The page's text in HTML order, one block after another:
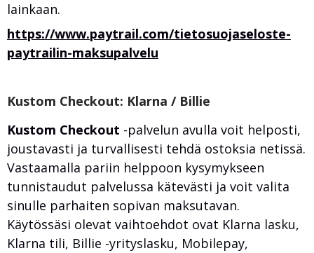
lainkaan.
https://www.paytrail.com/tietosuojaseloste-
paytrailin-maksupalvelu
Kustom Checkout: Klarna / Billie
Kustom Checkout -palvelun avulla voit helposti,
joustavasti ja turvallisesti tehdä ostoksia netissä.
Vastaamalla pariin helppoon kysymykseen
tunnistaudut palvelussa kätevästi ja voit valita
sinulle parhaiten sopivan maksutavan.
Käytössäsi olevat vaihtoehdot ovat Klarna lasku,
Klarna tili, Billie -yrityslasku, Mobilepay,